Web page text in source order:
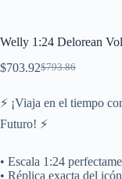
Welly 1:24 Delorean
$793.86
El
original
$793.86.
$703.92El
actual
$703.92.
⚡ ¡Viaja en el tiempo
Futuro! ⚡
• Escala 1:24
• Réplica exacta del